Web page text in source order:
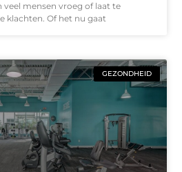
veel mensen vroeg of laat te
klachten. Of het nu gaat
GEZONDHEID